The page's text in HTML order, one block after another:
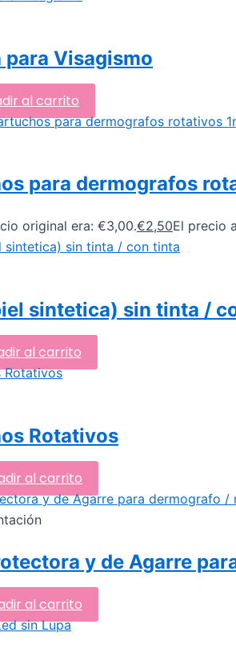
Visagismo
al carrito
para dermografos
original era: €3,00.€2,50El precio
sintetica) sin tinta /
al carrito
Rotativos
al carrito
y de Agarre
al carrito